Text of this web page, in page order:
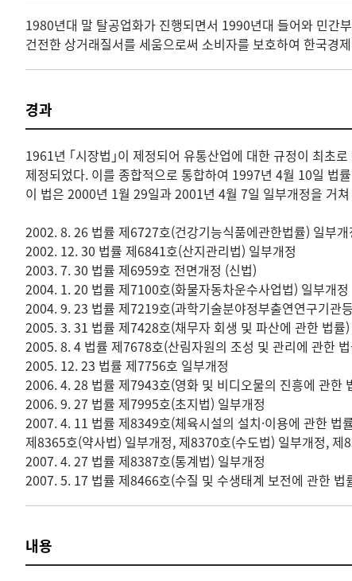
1980년대 말 탈공업화가 진행되면서 1990년대 들어와 민간
건전한 상거래질서를 세움으로써 소비자를 보호하여 한국경
경과
1961년 ｢시장법｣이 제정되어 유통산업에 대한 규정이 최초
제정되었다. 이를 종합적으로 통합하여 1997년 4월 10일 법
이 법은 2000년 1월 29일과 2001년 4월 7일 일부개정을 거
2002. 8. 26 법률 제6727호(건강기능식품에관한법률) 일부개
2002. 12. 30 법률 제6841호(산지관리법) 일부개정
2003. 7. 30 법률 제6959호 전면개정 (신법)
2004. 1. 20 법률 제7100호(화물자동차운수사업법) 일부개정
2004. 9. 23 법률 제7219호(과학기술분야정부출연연구기관
2005. 3. 31 법률 제7428호(채무자 회생 및 파산에 관한 법률)
2005. 8. 4 법률 제7678호(산림자원의 조성 및 관리에 관한
2005. 12. 23 법률 제7756호 일부개정
2006. 4. 28 법률 제7943호(영화 및 비디오물의 진흥에 관한
2006. 9. 27 법률 제7995호(초지법) 일부개정
2007. 4. 11 법률 제8349호(체육시설의 설치·이용에 관한
제8365호(약사법) 일부개정, 제8370호(수도법) 일부개정, 제
2007. 4. 27 법률 제8387호(통계법) 일부개정
2007. 5. 17 법률 제8466호(수질 및 수생태계 보전에 관한 법
내용